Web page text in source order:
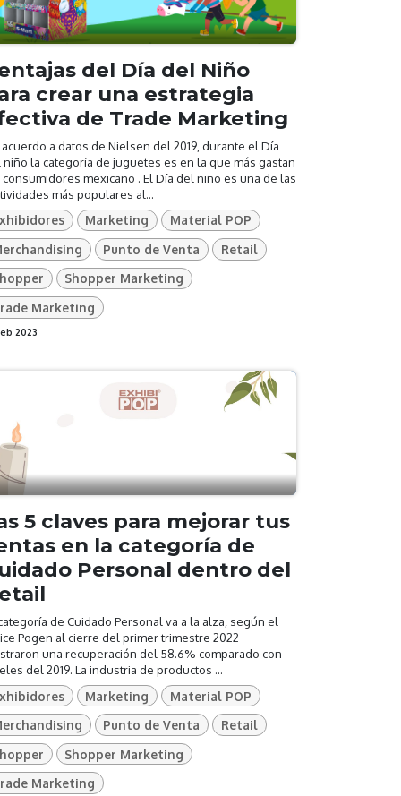
del Día del Niño
crear una estrategia
de Trade Marketing
a datos de Nielsen del 2019, durante el Día
niño la categoría de juguetes es en la que más gastan
mexicano . El Día del niño es una de las
más populares al...
Marketing
Material POP
Punto de Venta
Retail
Shopper Marketing
Marketing
2023
5 claves para mejorar tus
en la categoría de
Personal dentro del
de Cuidado Personal va a la alza, según el
Pogen al cierre del primer trimestre 2022
una recuperación del 58.6% comparado con
del 2019. La industria de productos ...
Marketing
Material POP
Punto de Venta
Retail
Shopper Marketing
Marketing